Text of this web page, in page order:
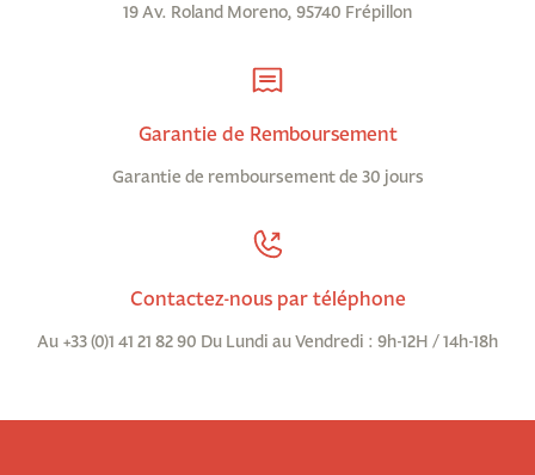
19 Av. Roland Moreno, 95740 Frépillon
Garantie de Remboursement
Garantie de remboursement de 30 jours
Contactez-nous par téléphone
Au +33 (0)1 41 21 82 90 Du Lundi au Vendredi : 9h-12H / 14h-18h